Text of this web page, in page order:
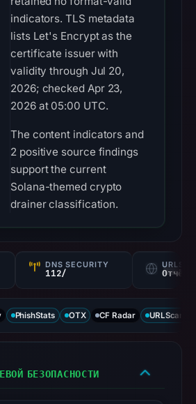
indicators. TLS metadata
lists Let's Encrypt as the
certificate issuer with
validity through Jul 20,
2026; checked Apr 23,
2026 at 05:00 UTC.
The content indicators and
2 positive source findings
support the current
Solana-themed crypto
drainer classification.
DNS SECURITY
112/ Отчёт
PhishStats OTX CF Radar URLScan
БЕЗОПАСНОСТИ